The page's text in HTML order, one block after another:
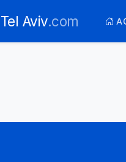
Tel Aviv.com